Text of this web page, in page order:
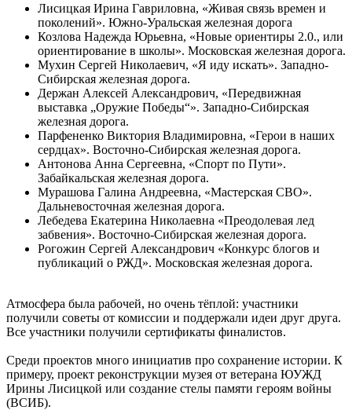
Лисицкая Ирина Гавриловна, «Живая связь времен и
поколений». Южно-Уральская железная дорога
Козлова Надежда Юрьевна, «Новые ориентиры 2.0., или
ориентирование в школы». Московская железная дорога.
Мухин Сергей Николаевич, «Я иду искать». Западно-
Сибирская железная дорога.
Держан Алексей Александрович, «Передвижная
выставка „Оружие Победы“». Западно-Сибирская
железная дорога.
Парфененко Виктория Владимировна, «Герои в наших
сердцах». Восточно-Сибирская железная дорога.
Антонова Анна Сергеевна, «Спорт по Пути».
Забайкальская железная дорога.
Мурашова Галина Андреевна, «Мастерская СВО».
Дальневосточная железная дорога.
Лебедева Екатерина Николаевна «Преодолевая лед
забвения». Восточно-Сибирская железная дорога.
Рогожин Сергей Александрович «Конкурс блогов и
публикаций о РЖД». Московская железная дорога.
Атмосфера была рабочей, но очень тёплой: участники
получили советы от комиссии и поддержали идеи друг друга.
Все участники получили сертификаты финалистов.
Среди проектов много инициатив про сохранение истории. К
примеру, проект реконструкции музея от ветерана ЮУЖД
Ирины Лисицкой или создание стелы памяти героям войны
(ВСИБ).